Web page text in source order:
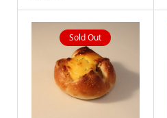
Sold Out